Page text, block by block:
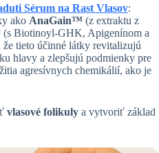
Sérum na Rast Vlasov:
ako AnaGain™ (z extraktu z
(s Biotinoyl-GHK, Apigenínom a
tieto účinné látky revitalizujú
hlavy a zlepšujú podmienky pre
agresívnych chemikálií, ako je
vlasové folikuly a vytvoriť základ